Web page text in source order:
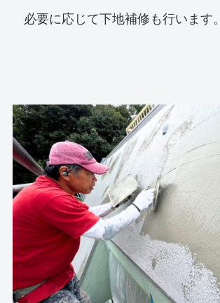
必要に応じて下地補修も行います。